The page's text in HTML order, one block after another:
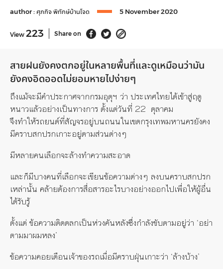
author : ศุภกิจ พิทักษ์บ้านโจด 5 November 2020
View 223 Share on
สายฝนยังคงตกอยู่ในหลายพื้นที่และดูเหมือนว่ามัน
ยังคงอิดออดไม่ยอมหายไปง่ายๆ
ถึงแม้จะมีคำประกาศจากกรมอุตุฯ ว่า ประเทศไทยได้เข้าสู่ฤดู
หนาวแล้วอย่างเป็นทางการ ตั้งแต่วันที่ 22 ตุลาคม
จึงทำให้รถยนต์ที่สัญจรอยู่บนถนนในเขตกรุงเทพมหานครยังคง
มีคราบสกปรกเกาะอยู่ตามส่วนต่างๆ
มีหลายคนเลือกจะล้างทำความสะอาด
และก็มีบางคนที่เลือกจะเขียนข้อความต่างๆ ลงบนคราบสกปรก
เหล่านั้น คล้ายต้องการสื่อสารอะไรบางอย่างออกไปเพื่อให้ผู้อื่น
ได้รับรู้
ตั้งแต่ ข้อความติดตลกเป็นห่วงคันหลังซึ่งกำลังขับตามอยู่ว่า ‘อย่า
ตามมาผมหลง’
ข้อความคอยเตือนเจ้าของรถเมื่อมีคราบฝุ่นเกาะว่า ‘ล้างบ้าง’